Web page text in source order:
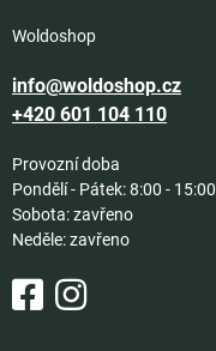
Woldoshop
info@woldoshop.cz
+420 601 104 110
Provozní doba
Pondělí - Pátek: 8:00 - 15:00
Sobota: zavřeno
Neděle: zavřeno